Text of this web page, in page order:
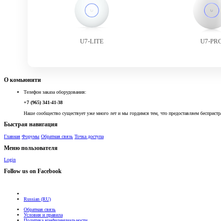
U7-LITE U7-
О комьюнити
Телефон заказа оборудования:
+7 (965) 341-41-38
Наше сообщество существует уже много лет и мы гордимся тем, что предоставляем
Быстрая навигация
Главная Форумы Обратная связь Точка доступа
Меню пользователя
Login
Follow us on Facebook
Russian (RU)
Обратная связь
Условия и правила